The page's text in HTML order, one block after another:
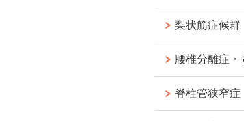
梨状筋症候群
腰椎分離症・
脊柱管狭窄症